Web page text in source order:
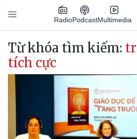
Nhảy đến nội dung
RadioPodcastMultimedia
Main navigation
Từ khóa tìm kiếm:
tích cực